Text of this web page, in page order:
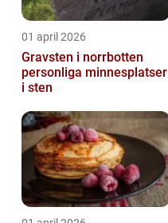
01 april 2026
Gravsten i norrbotten
personliga minnesplatser
i sten